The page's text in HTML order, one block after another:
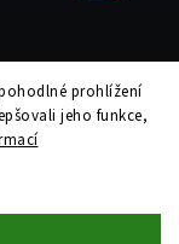
prohlížení
jeho funkce,
vyhrazena.